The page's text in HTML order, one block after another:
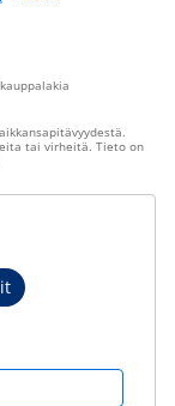
tai virheitä. Tieto on